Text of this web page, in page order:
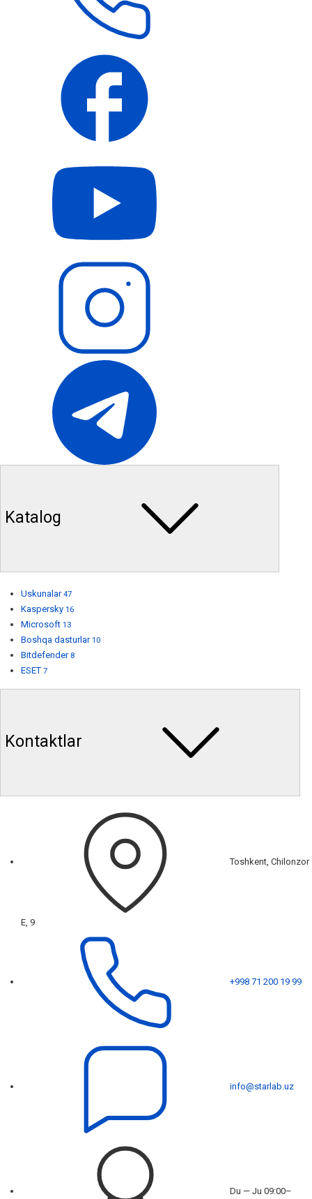
Katalog
Uskunalar 47
Kaspersky 16
Microsoft 13
Boshqa dasturlar 10
Bitdefender 8
ESET 7
Kontaktlar
Toshkent, Chilonzor
E, 9
+998 71 200 19 99
info@starlab.uz
Du — Ju 09:00–